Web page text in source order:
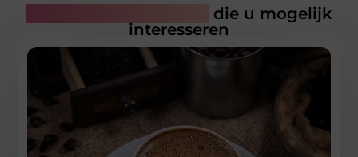
die u mogelijk
interesseren